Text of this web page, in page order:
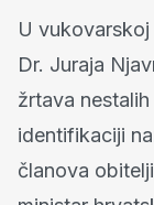
U
Dr. Juraja
žrtava nestalih
identifikaciji
članova